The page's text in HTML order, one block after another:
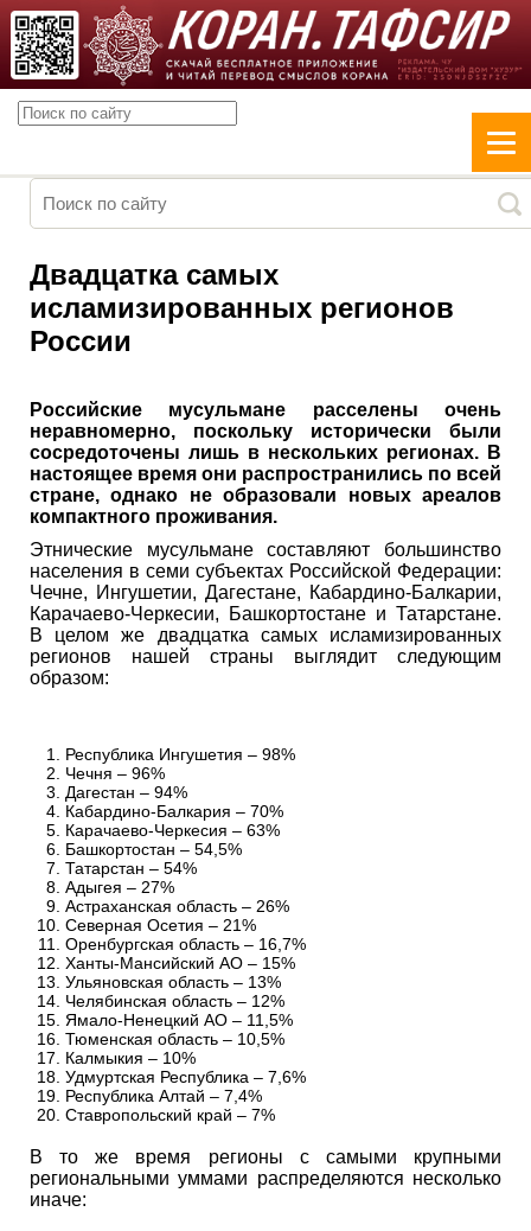
Двадцатка самых
исламизированных регионов
России
Российские мусульмане расселены очень
неравномерно, поскольку исторически были
сосредоточены лишь в нескольких регионах. В
настоящее время они распространились по всей
стране, однако не образовали новых ареалов
компактного проживания.
Этнические мусульмане составляют большинство
населения в семи субъектах Российской Федерации:
Чечне, Ингушетии, Дагестане, Кабардино-Балкарии,
Карачаево-Черкесии, Башкортостане и Татарстане.
В целом же двадцатка самых исламизированных
регионов нашей страны выглядит следующим
образом:
Республика Ингушетия – 98%
Чечня – 96%
Дагестан – 94%
Кабардино-Балкария – 70%
Карачаево-Черкесия – 63%
Башкортостан – 54,5%
Татарстан – 54%
Адыгея – 27%
Астраханская область – 26%
Северная Осетия – 21%
Оренбургская область – 16,7%
Ханты-Мансийский АО – 15%
Ульяновская область – 13%
Челябинская область – 12%
Ямало-Ненецкий АО – 11,5%
Тюменская область – 10,5%
Калмыкия – 10%
Удмуртская Республика – 7,6%
Республика Алтай – 7,4%
Ставропольский край – 7%
В то же время регионы с самыми крупными
региональными уммами распределяются несколько
иначе: